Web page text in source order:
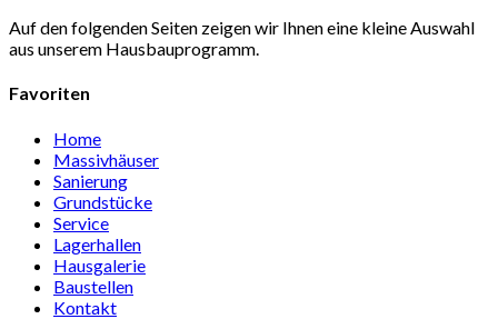
Auf den folgenden Seiten zeigen wir Ihnen eine kleine Auswahl
aus unserem Hausbauprogramm.
Favoriten
Home
Massivhäuser
Sanierung
Grundstücke
Service
Lagerhallen
Hausgalerie
Baustellen
Kontakt